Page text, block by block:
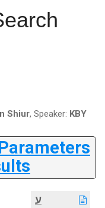
Shiur, Speaker: KBY
ע